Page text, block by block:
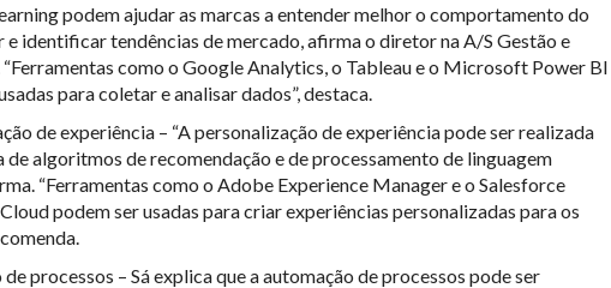
podem ajudar as marcas a entender melhor o comportamento do
e identificar tendências de mercado, afirma o diretor na A/S Gestão e
como o Google Analytics, o Tableau e o Microsoft Power BI
para coletar e analisar dados”, destaca.
de experiência – “A personalização de experiência pode ser realizada
de algoritmos de recomendação e de processamento de linguagem
“Ferramentas como o Adobe Experience Manager e o Salesforce
podem ser usadas para criar experiências personalizadas para os
processos – Sá explica que a automação de processos pode ser